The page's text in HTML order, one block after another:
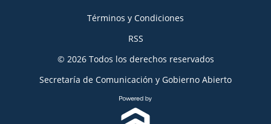
Términos y Condiciones
RSS
© 2026 Todos los derechos reservados
Secretaría de Comunicación y Gobierno Abierto